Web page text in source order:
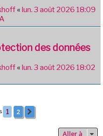
« lun. 3 août 2026 18:09
des données
« lun. 3 août 2026 18:02
1 2
Aller à